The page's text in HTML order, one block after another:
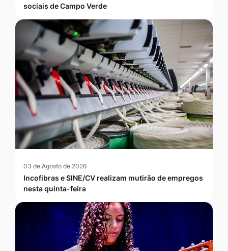
sociais de Campo Verde
03 de Agosto de 2026
Incofibras e SINE/CV realizam mutirão de empregos
nesta quinta-feira